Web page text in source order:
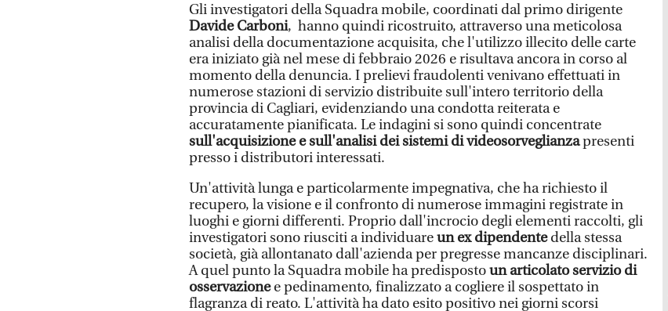
Gli investigatori della Squadra mobile, coordinati dal primo dirigente
Davide Carboni, hanno quindi ricostruito, attraverso una meticolosa
analisi della documentazione acquisita, che l'utilizzo illecito delle carte
era iniziato già nel mese di febbraio 2026 e risultava ancora in corso al
momento della denuncia. I prelievi fraudolenti venivano effettuati in
numerose stazioni di servizio distribuite sull'intero territorio della
provincia di Cagliari, evidenziando una condotta reiterata e
accuratamente pianificata. Le indagini si sono quindi concentrate
sull'acquisizione e sull'analisi dei sistemi di videosorveglianzapresenti
presso i distributori interessati.
Un'attività lunga e particolarmente impegnativa, che ha richiesto il
recupero, la visione e il confronto di numerose immagini registrate in
luoghi e giorni differenti. Proprio dall'incrocio degli elementi raccolti, gli
investigatori sono riusciti a individuareun ex dipendentedella stessa
società, già allontanato dall'azienda per pregresse mancanze disciplinari.
A quel punto la Squadra mobile ha predispostoun articolato servizio di
osservazionee pedinamento, finalizzato a cogliere il sospettato in
flagranza di reato. L'attività ha dato esito positivo nei giorni scorsi